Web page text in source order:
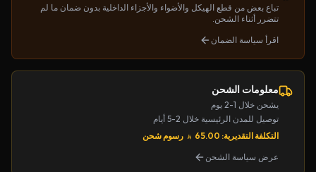
تباع بعض من قطع الهيكل والأضواء والأجزاء الداخلية بدون ضمان ما لم
تتضرر أثناء الشحن.
اقرأ سياسة الضمان
معلومات الشحن
يشحن خلال 1-2 يوم
توصيل للمدن الرئيسية خلال 2-5 أيام
التكلفة التقديرية: 65.00
رسوم شحن
عرض سياسة الشحن